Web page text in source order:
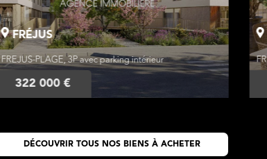
FRÉJUS
FREJUS-PLAGE, 2P avec parking intérieur
218 384 €
DÉCOUVRIR TOUS NOS BIENS À ACHETER